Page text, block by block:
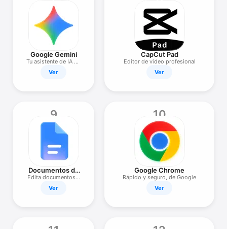
Google Gemini
Tu asistente de IA de
Google
Ver
CapCut Pad
Editor de video profesional
Ver
9
Documentos de
Google
Edita documentos y
colabora
Ver
10
Google Chrome
Rápido y seguro, de Google
Ver